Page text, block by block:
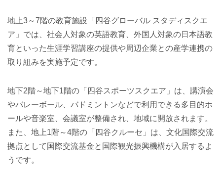
地上3～7階の教育施設「四谷グローバル スタディスクエ
ア」では、社会人対象の英語教育、外国人対象の日本語教
育といった生涯学習講座の提供や周辺企業との産学連携の
取り組みを実施予定です。
地下2階～地下1階の「四谷スポーツスクエア」は、講演会
やバレーボール、バドミントンなどで利用できる多目的ホ
ールや音楽室、会議室が整備され、地域に開放されます。
また、地上1階～4階の「四谷クルーセ」は、文化国際交流
拠点として国際交流基金と国際観光振興機構が入居するよ
うです。